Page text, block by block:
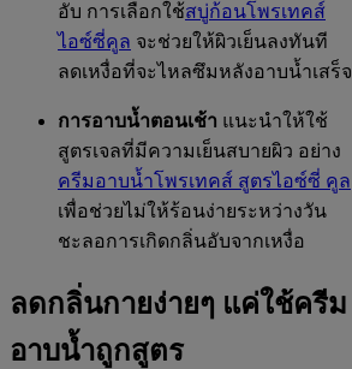
อับ การเลือกใช้สบู่ก้อนโพรเทคส์
ไอซ์ซี่คูล จะช่วยให้ผิวเย็นลงทันที
ลดเหงื่อที่จะไหลซึมหลังอาบน้ำเสร็จ
การอาบน้ำตอนเช้า แนะนำให้ใช้
สูตรเจลที่มีความเย็นสบายผิว อย่าง
ครีมอาบน้ำโพรเทคส์ สูตรไอซ์ซี่ คูล
เพื่อช่วยไม่ให้ร้อนง่ายระหว่างวัน
ชะลอการเกิดกลิ่นอับจากเหงื่อ
ลดกลิ่นกายง่ายๆ แค่ใช้ครีม
อาบน้ำถูกสูตร